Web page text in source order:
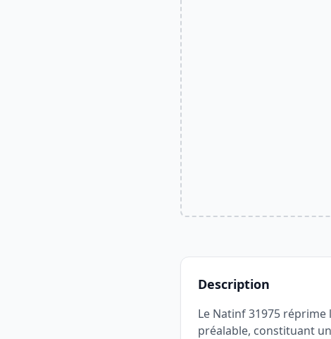
Description
Le Natinf 31975
préalable, constituant